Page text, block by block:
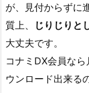
が、見付からずに
質上、
じりじりと
大丈夫です。
コナミDX会員な
ウンロード出来る